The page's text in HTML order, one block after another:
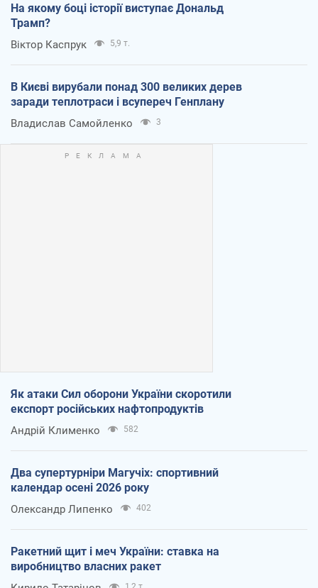
На якому боці історії виступає Дональд
Трамп?
Віктор Каспрук 5,9 т.
В Києві вирубали понад 300 великих дерев
заради теплотраси і всупереч Генплану
Владислав Самойленко 3
Як атаки Сил оборони України скоротили
експорт російських нафтопродуктів
Андрій Клименко 582
Два супертурніри Магучіх: спортивний
календар осені 2026 року
Олександр Липенко 402
Ракетний щит і меч України: ставка на
виробництво власних ракет